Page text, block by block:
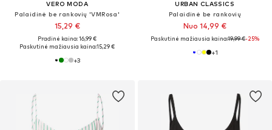
VERO MODA
Palaidinė be rankovių 'VMRosa'
15,29 €
Pradinė kaina: 16,99 €
Paskutinė mažiausia kaina:15,29 €
+3
URBAN CLASSICS
Palaidinė be rankovių
Nuo 14,99 €
Paskutinė mažiausia kaina:19,99 €-25%
+1